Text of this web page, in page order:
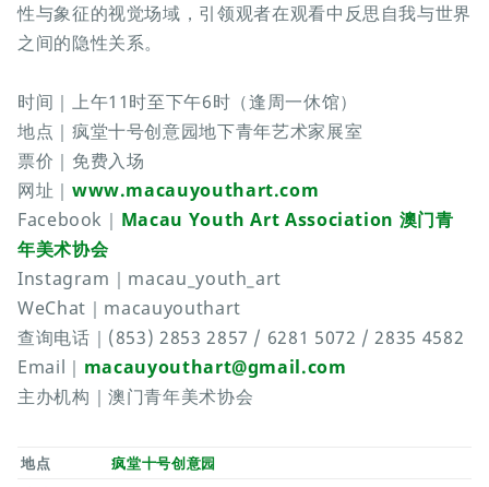
性与象征的视觉场域，引领观者在观看中反思自我与世界
之间的隐性关系。
时间｜上午11时至下午6时（逢周一休馆）
地点｜疯堂十号创意园地下青年艺术家展室
票价｜免费入场
网址｜ www.macauyouthart.com
Facebook｜ Macau Youth Art Association 澳门青
年美术协会
Instagram｜macau_youth_art
WeChat｜macauyouthart
查询电话｜(853) 2853 2857 / 6281 5072 / 2835 4582
Email｜ macauyouthart@gmail.com
主办机构｜澳门青年美术协会
地点
疯堂十号创意园